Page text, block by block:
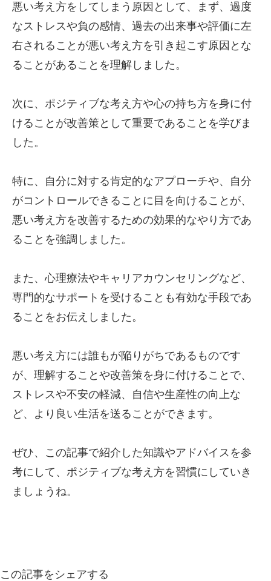
悪い考え方をしてしまう原因として、まず、過度
なストレスや負の感情、過去の出来事や評価に左
右されることが悪い考え方を引き起こす原因とな
ることがあることを理解しました。
次に、ポジティブな考え方や心の持ち方を身に付
けることが改善策として重要であることを学びま
した。
特に、自分に対する肯定的なアプローチや、自分
がコントロールできることに目を向けることが、
悪い考え方を改善するための効果的なやり方であ
ることを強調しました。
また、心理療法やキャリアカウンセリングなど、
専門的なサポートを受けることも有効な手段であ
ることをお伝えしました。
悪い考え方には誰もが陥りがちであるものです
が、理解することや改善策を身に付けることで、
ストレスや不安の軽減、自信や生産性の向上な
ど、より良い生活を送ることができます。
ぜひ、この記事で紹介した知識やアドバイスを参
考にして、ポジティブな考え方を習慣にしていき
ましょうね。
この記事をシェアする